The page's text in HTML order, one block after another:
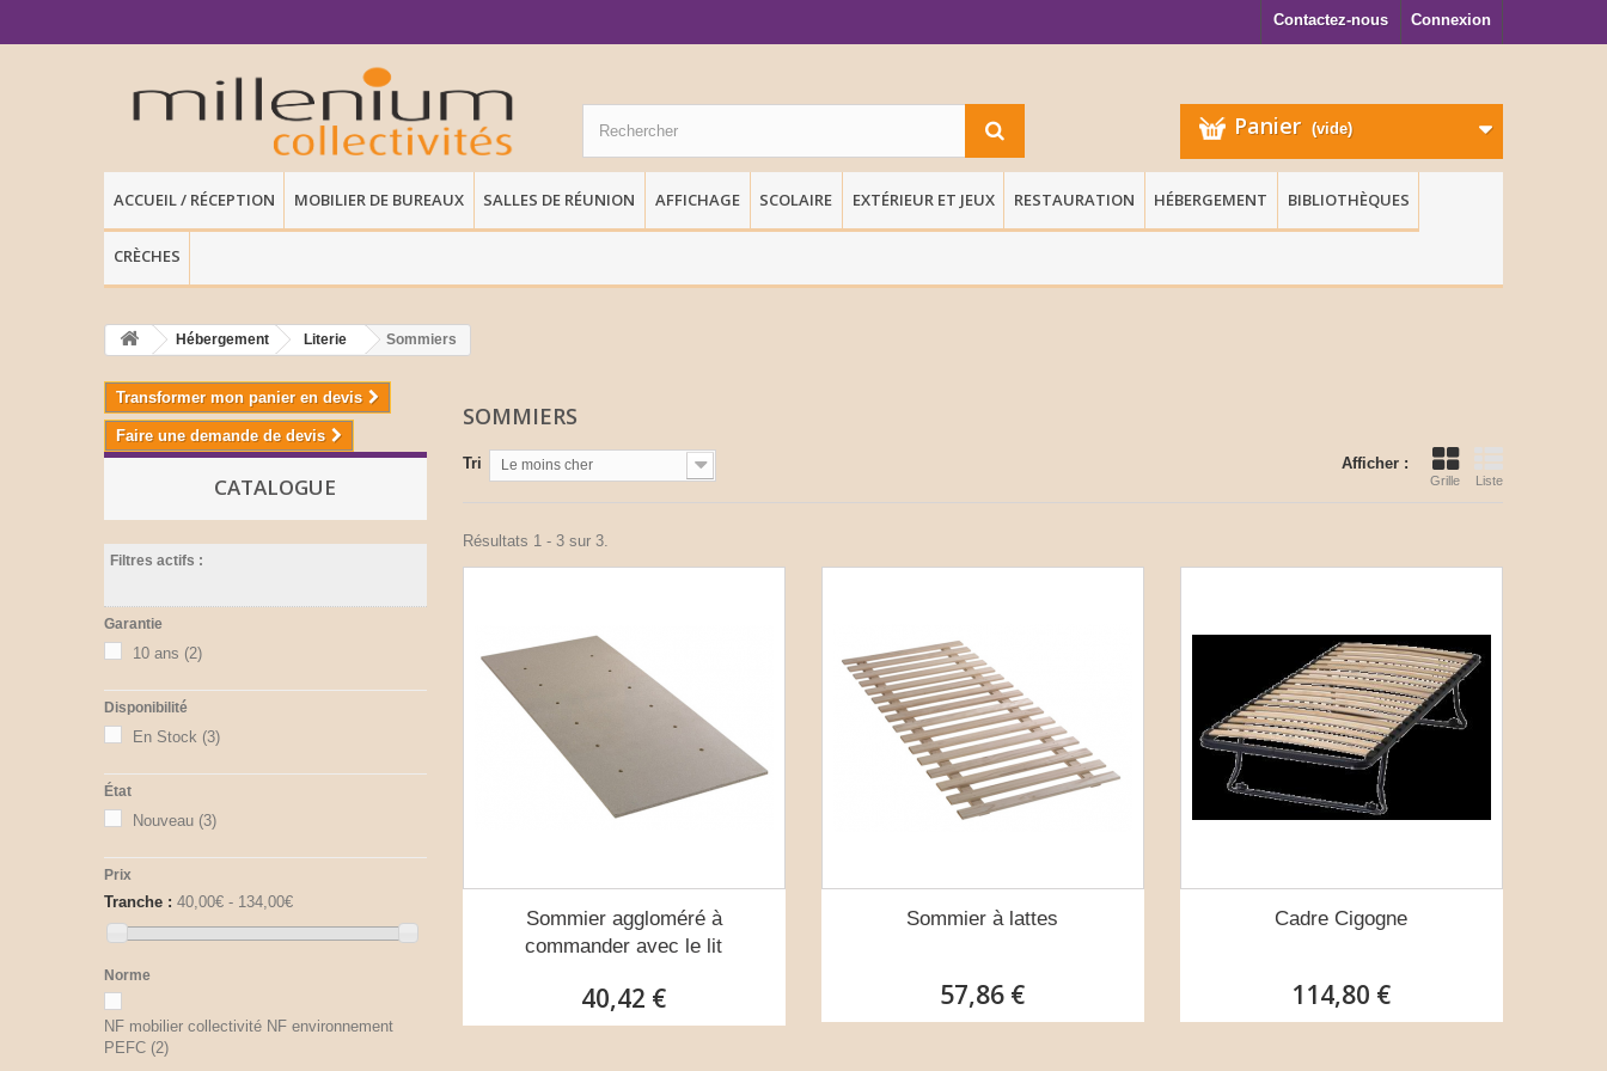
Connexion
Contactez-nous
Panier (vide)
ACCUEIL / RÉCEPTION MOBILIER DE BUREAUX SALLES DE RÉUNION AFFICHAGE SCOLAIRE EXTÉRIEUR ET JEUX RESTAURATION HÉBERGEMENT BIBLIOTHÈQUES
CRÈCHES
Hébergement Literie Sommiers
Transformer mon panier en devis
Faire une demande de devis
CATALOGUE
Filtres actifs :
Garantie
10 ans (2)
Disponibilité
En Stock (3)
État
Nouveau (3)
Prix
Tranche : 40,00€ - 134,00€
Norme
NF mobilier collectivité NF environnement
PEFC (2)
SOMMIERS
Afficher :
Grille Liste
Tri Le moins cher
Résultats 1 - 3 sur 3.
Sommier aggloméré à
commander avec le lit
40,42 €
Sommier à lattes
57,86 €
Cadre Cigogne
114,80 €